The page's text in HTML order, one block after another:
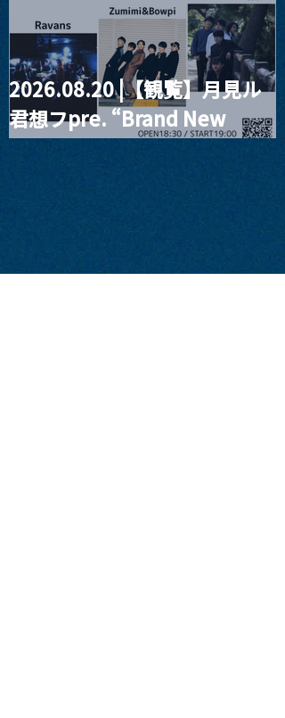
2026.08.20 |【観覧】月見ル
君想フpre. “Brand New
Moon #3”